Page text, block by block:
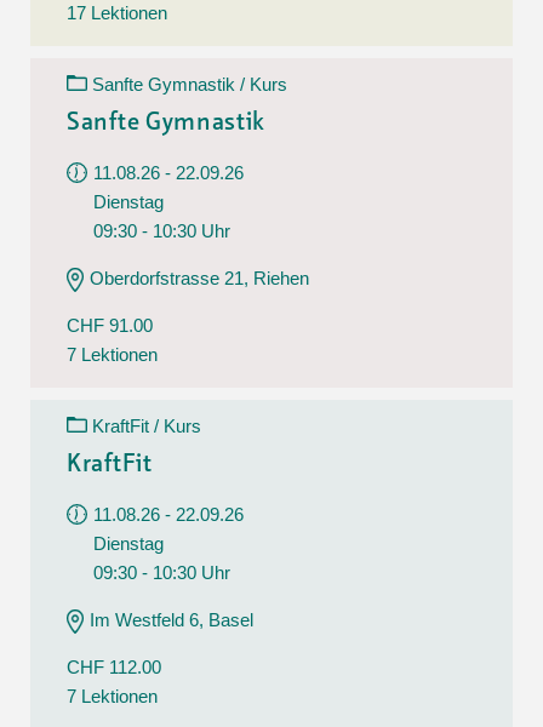
17 Lektionen
Sanfte Gymnastik / Kurs
Sanfte Gymnastik
11.08.26 - 22.09.26
Dienstag
09:30 - 10:30 Uhr
Oberdorfstrasse 21, Riehen
CHF 91.00
7 Lektionen
KraftFit / Kurs
KraftFit
11.08.26 - 22.09.26
Dienstag
09:30 - 10:30 Uhr
Im Westfeld 6, Basel
CHF 112.00
7 Lektionen